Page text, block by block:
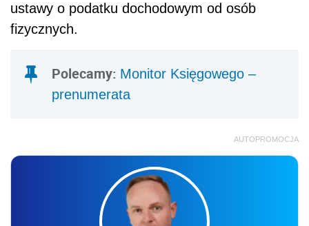
ustawy o podatku dochodowym od osób
fizycznych.
Polecamy: Monitor Księgowego –
prenumerata
AUTOPROMOCJA